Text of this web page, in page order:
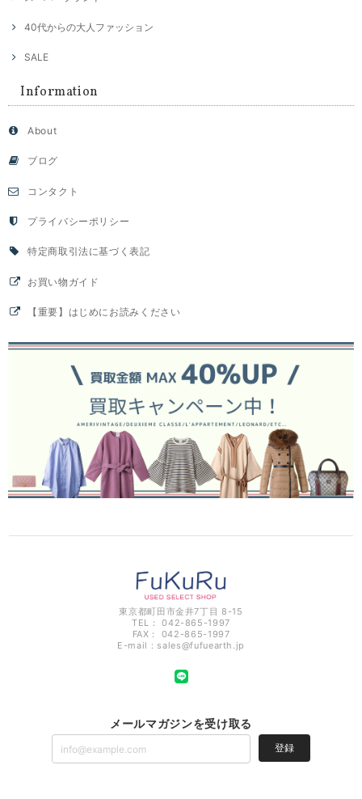
40代からの大人ファッション
SALE
Information
About
ブログ
コンタクト
プライバシーポリシー
特定商取引法に基づく表記
お買い物ガイド
【重要】はじめにお読みください
東京都町田市金井7丁目 8-15
TEL： 042-865-1997
FAX： 042-865-1997
E-mail： sales@fufuearth.jp
メールマガジンを受け取る
登録